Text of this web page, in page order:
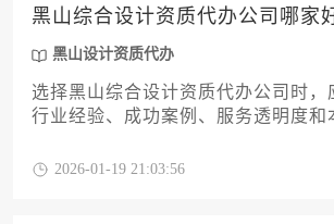
黑山综合设计资质代办公司哪家
黑山设计资质代办
选择黑山综合设计资质代办公司时，
行业经验、成功案例、服务透明度和
案，大幅降低时间成本与合规风险。
2026-01-19 21:03:56